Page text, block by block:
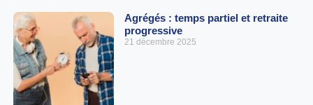
Agrégés : temps partiel et retraite
progressive
21 décembre 2025